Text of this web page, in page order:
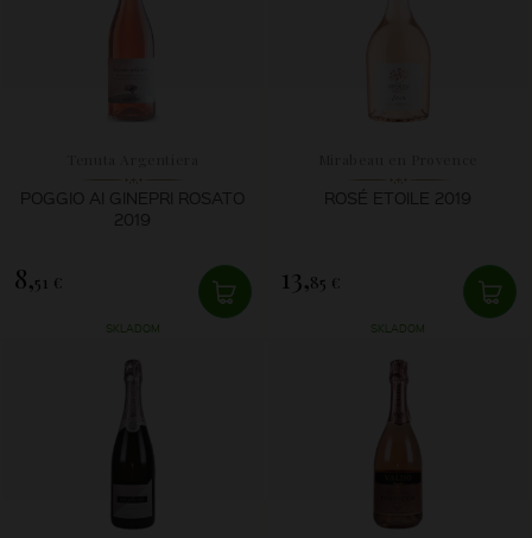
POGGIO AI GINEPRI ROSATO
2019
8,51 €
SKLADOM
ROSÉ ETOILE 2019
13,85 €
SKLADOM